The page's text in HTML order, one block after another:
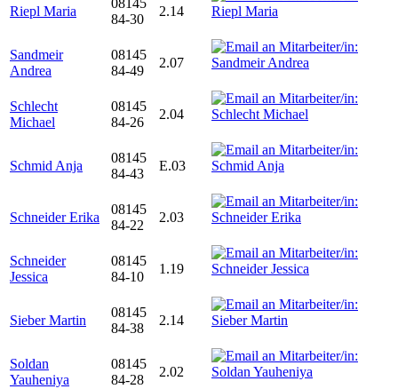
Riepl Maria
08145
84-30
2.14
Sandmeir
Andrea
08145
84-49
2.07
Schlecht
Michael
08145
84-26
2.04
Schmid Anja
08145
84-43
E.03
Schneider Erika
08145
84-22
2.03
Schneider
Jessica
08145
84-10
1.19
Sieber Martin
08145
84-38
2.14
Soldan
Yauheniya
08145
84-28
2.02